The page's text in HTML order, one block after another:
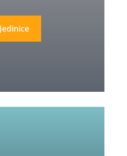
Jedinice